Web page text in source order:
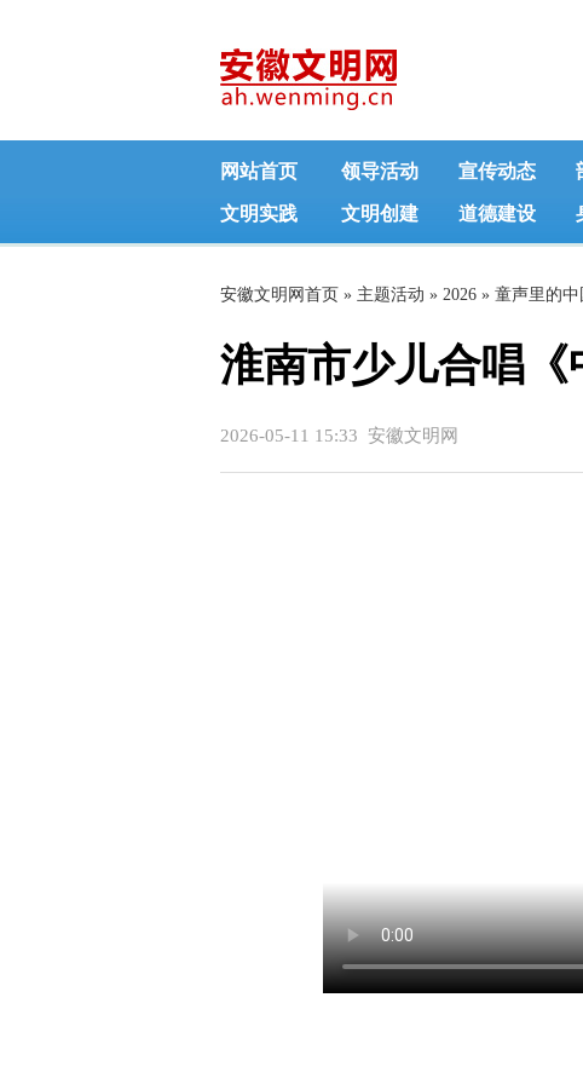
网站首页 领导活动 宣传动态
文明实践 文明创建 道德建设
安徽文明网首页 » 主题活动 » 2026 » 童声里的中
正文
淮南市少儿合唱《
2026-05-11 15:33 安徽文明网